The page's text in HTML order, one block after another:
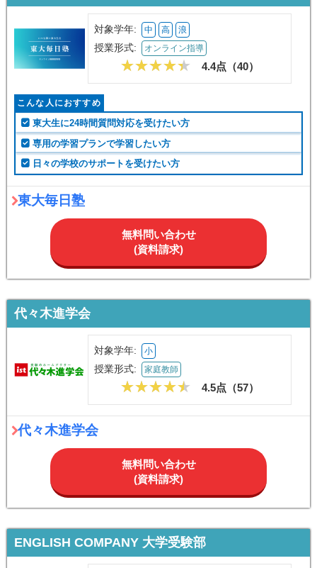
対象学年: 中 高 浪
授業形式: オンライン指導
4.4点（40）
こんな人におすすめ
東大生に24時間質問対応を受けたい方
専用の学習プランで学習したい方
日々の学校のサポートを受けたい方
東大毎日塾
無料問い合わせ
(資料請求)
代々木進学会
対象学年: 小
授業形式: 家庭教師
4.5点（57）
代々木進学会
無料問い合わせ
(資料請求)
ENGLISH COMPANY 大学受験部